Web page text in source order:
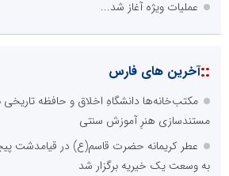
عملیات ویژه آغاز شد...
::آخرین های فارس
مکتب‌خانه‌ها دانشگاهِ اخلاق و حافظه
مستندسازی هنرِ آموزش سنتی
عطر کریمانه حضرت قاسم(ع) در قیامدشت
به وسعت یک خیریه برگزار شد